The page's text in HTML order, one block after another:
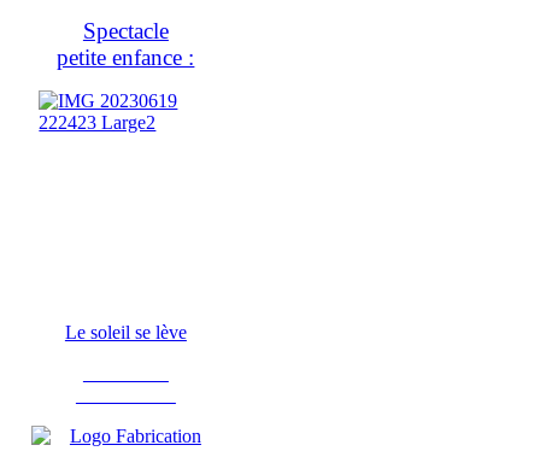
Spectacle
petite enfance :
Le soleil se lève